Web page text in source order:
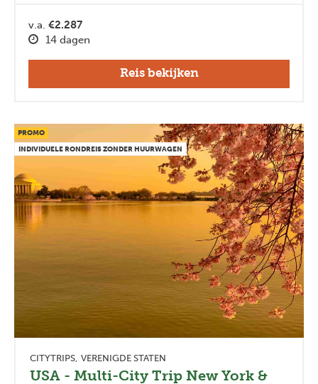
v.a. €2.287
14 dagen
Reis bekijken
PROMO
INDIVIDUELE RONDREIS ZONDER HUURWAGEN
CITYTRIPS VERENIGDE STATEN
USA - Multi-City Trip New York &